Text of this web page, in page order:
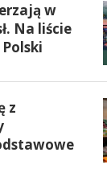
w
Na liście
z